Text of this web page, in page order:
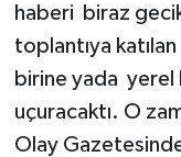
haberi biraz
toplantıya
birine yada
uçuracaktı. O
Olay